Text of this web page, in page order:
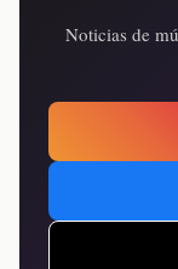
Noticias de